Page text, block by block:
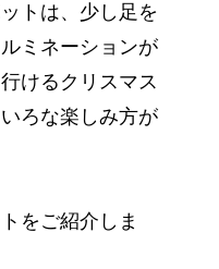
トは、少し足を
ミネーションが
けるクリスマス
ろな楽しみ方が
をご紹介しま